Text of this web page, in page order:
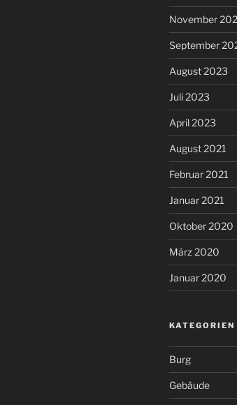
November
September
August 2023
Juli 2023
April 2023
August 2021
Februar 2021
Januar 2021
Oktober 2020
März 2020
Januar 2020
KATEGORIEN
Burg
Gebäude